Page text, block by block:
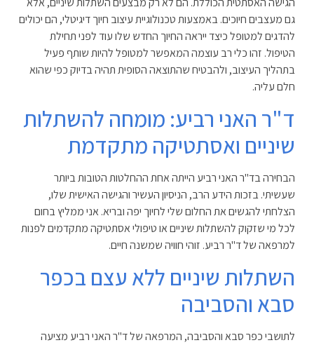
גם מעצבים חיוכים. באמצעות טכנולוגיית עיצוב חיוך דיגיטלי, הם יכולים
להדגים למטופל כיצד ייראה החיוך החדש שלו עוד לפני תחילת
הטיפול. זהו כלי רב עוצמה המאפשר למטופל להיות שותף פעיל
בתהליך העיצוב, ולהבטיח שהתוצאה הסופית תהיה בדיוק כפי שהוא
חלם עליה.
ד"ר האני רביע: מומחה להשתלות
שיניים ואסתטיקה מתקדמת
הבחירה בד"ר האני רביע הייתה אחת ההחלטות הטובות ביותר
שעשיתי. בזכות הידע הרב, הניסיון העשיר והגישה האישית שלו,
הצלחתי להגשים את החלום שלי לחיוך יפה ובריא. אני ממליץ בחום
לכל מי שזקוק להשתלות שיניים או טיפולי אסתטיקה מתקדמים לפנות
למרפאה של ד"ר רביע. זוהי חוויה שמשנה חיים.
השתלות שיניים ללא עצם בכפר
סבא והסביבה
לתושבי כפר סבא והסביבה, המרפאה של ד"ר האני רביע מציעה